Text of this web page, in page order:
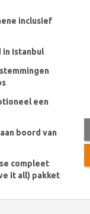
inclusief
in Istanbul
een
boord van
compleet
it all) pakket